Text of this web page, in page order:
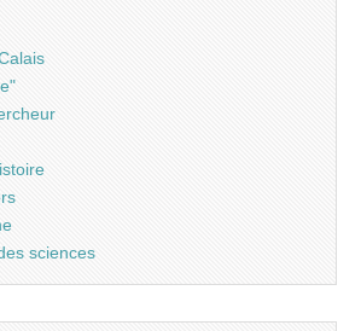
sciences